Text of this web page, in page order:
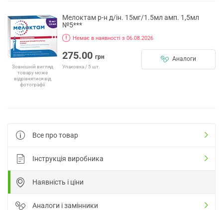
Зовнішній вигляд
товару може
відрізнятися від
фотографії
Мелоктам р-н д/ін. 15мг/1.5мл амп. 1,5мл
№5***
Немає в наявності з 06.08.2026
275.00 грн
Упаковка / 5 шт.
Аналоги
Все про товар
Інструкція виробника
Наявність і ціни
Аналоги і замінники